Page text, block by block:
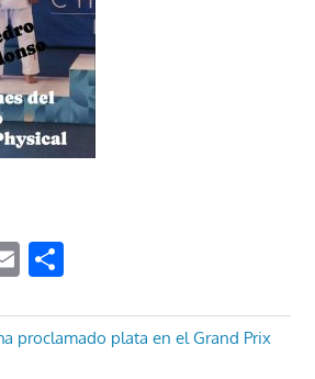
EmailCompartir
proclamado plata en el Grand Prix